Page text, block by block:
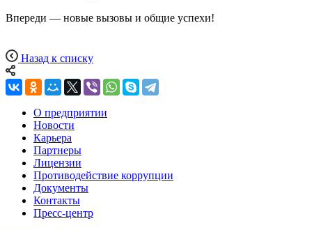
Впереди — новые вызовы и общие успехи!
Назад к списку
О предприятии
Новости
Карьера
Партнеры
Лицензии
Противодействие коррупции
Документы
Контакты
Пресс-центр